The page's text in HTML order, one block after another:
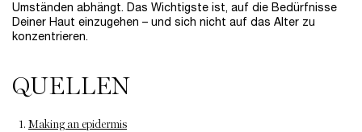
Umständen abhängt. Das Wichtigste ist, auf die Bedürfnisse
Deiner Haut einzugehen – und sich nicht auf das Alter zu
konzentrieren.
QUELLEN
Making an epidermis